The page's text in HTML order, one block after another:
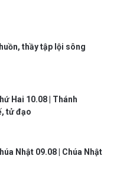
thầy tập lội sông
Hai 10.08 | Thánh
tử đạo
Nhật 09.08 | Chúa Nhật